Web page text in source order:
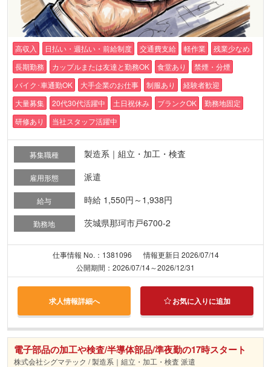
高収入 日払い・週払い・前給制度 交通費支給 軽作業
残業少なめ
長期勤務
カップルまたは友達と勤務OK 食堂あり
禁煙・分煙
バイク･車通勤OK
大手企業のお仕事 制服あり
経験者歓迎
大量募集
20代30代活躍中 土日祝休み ブランクOK
勤務地固定
研修あり
当社スタッフ活躍中
募集職種 製造系｜組立・加工・検査
雇用形態 派遣
給与 時給 1,550円～1,938円
勤務地 茨城県那珂市戸6700-2
仕事情報 No.：1381096
情報更新日 2026/07/14
公開期間：2026/07/14～2026/12/31
求人情報詳細へ お気に入りに追加
電子部品の加工や検査/半導体部品/準夜勤の17時スタート
株式会社シグマテック / 製造系｜組立・加工・検査 派遣